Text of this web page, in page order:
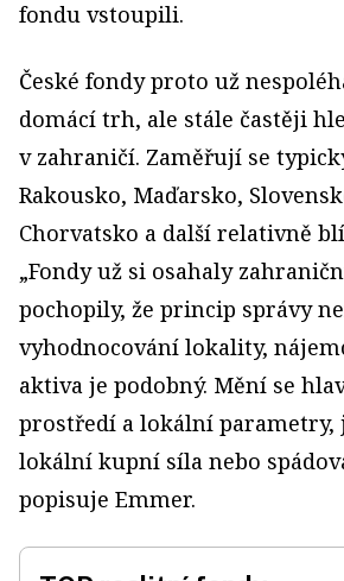
fondu vstoupili.
České fondy proto už
domácí trh, ale stále častěji
v zahraničí. Zaměřují se
Rakousko, Maďarsko,
Chorvatsko a další relativně
„Fondy už si osahaly
pochopily, že princip správy
vyhodnocování lokality,
aktiva je podobný. Mění se
prostředí a lokální parametry,
lokální kupní síla nebo
popisuje Emmer.